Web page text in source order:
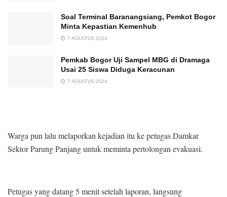
Soal Terminal Baranangsiang, Pemkot Bogor
Minta Kepastian Kemenhub
7 AGUSTUS 2026
Pemkab Bogor Uji Sampel MBG di Dramaga
Usai 25 Siswa Diduga Keracunan
7 AGUSTUS 2026
Warga pun lalu melaporkan kejadian itu ke petugas Damkar
Sektor Parung Panjang untuk meminta pertolongan evakuasi.
Petugas yang datang 5 menit setelah laporan, langsung